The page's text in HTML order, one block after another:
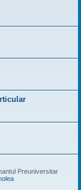
Preuniversitar